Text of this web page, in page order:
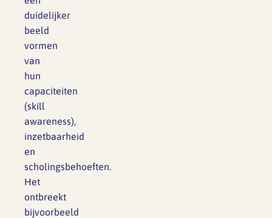
duidelijker
beeld
vormen
van
hun
capaciteiten
(skill
awareness),
inzetbaarheid
en
scholingsbehoeften.
Het
ontbreekt
bijvoorbeeld